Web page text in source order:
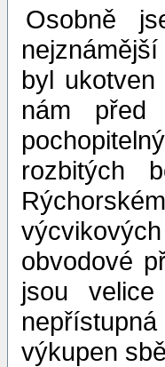
Osobně
byl
nám
rozbitých
obvodové
jsou
výkupen